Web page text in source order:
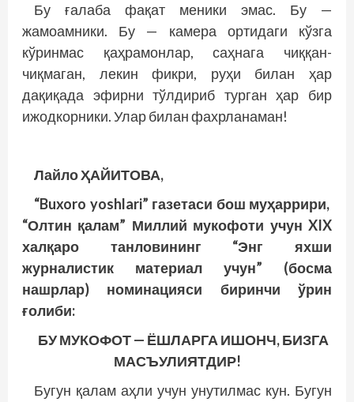
Бу ғалаба фақат меники эмас. Бу —
жамоамники. Бу — камера ортидаги кўзга
кўринмас қаҳрамонлар, саҳнага чиққан-
чиқмаган, лекин фикри, руҳи билан ҳар
дақиқада эфирни тўлдириб турган ҳар бир
ижодкорники. Улар билан фахрланаман!
Лайло ҲАЙИТОВА,
“Buxoro yoshlari” газетаси бош муҳаррири,
“Олтин қалам” Миллий мукофоти учун XIX
халқаро танловининг “Энг яхши
журналистик материал учун” (босма
нашрлар) номинацияси биринчи ўрин
ғолиби:
БУ МУКОФОТ — ЁШЛАРГА ИШОНЧ, БИЗГА
МАСЪУЛИЯТДИР!
Бугун қалам аҳли учун унутилмас кун. Бугун